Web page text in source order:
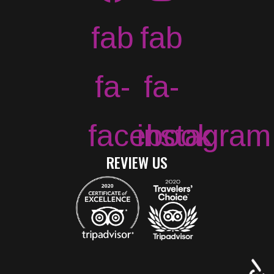
fab
fa-
facebook
fab
fa-
instagram
REVIEW US